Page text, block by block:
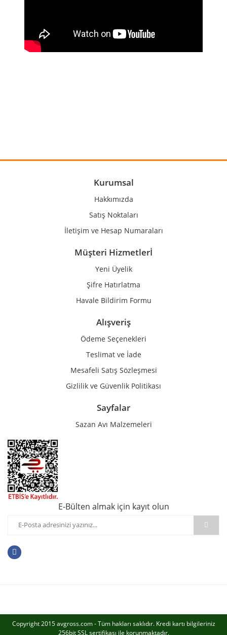
Ürün açıklamasında eksik bilgiler bulunuyor.
Ürün bilgilerinde hatalar bulunuyor.
Gönder
Kurumsal
Hakkımızda
Satış Noktaları
İletişim ve Hesap Numaraları
Müşteri Hizmetlerİ
Yeni Üyelik
Şifre Hatırlatma
Havale Bildirim Formu
Alışveriş
Ödeme Seçenekleri
Teslimat ve İade
Mesafeli Satış Sözleşmesi
Gizlilik ve Güvenlik Politikası
Sayfalar
Sazan Avı Malzemeleri
E-Bülten almak için kayıt olun
Copyright 2015 avgross.com - Tüm hakları saklıdır. Kredi kartı bilgileriniz
256bit SSL sertifikası ile korunmaktadır.